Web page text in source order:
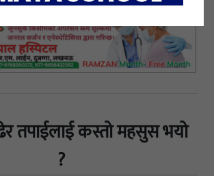
तपाईलाई कस्तो महसुस भयो
?